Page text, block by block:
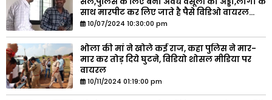
साथ मारपीट कर लिए जाते है पैसे विडिओ वायरल...
10/07/2024 10:30:00 pm
भोला की मां ने खोले कई राज, कहा पुलिस ने मार-
मार कर तोड़ दिये घुटने, विडियो शोसल मीडिया पर
वायरल
10/11/2024 01:19:00 pm